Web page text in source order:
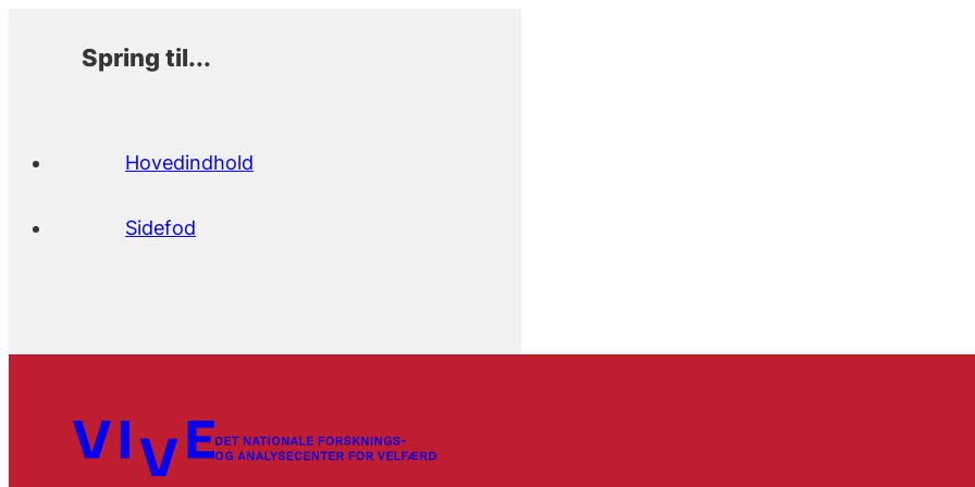
Spring til...
Hovedindhold
Sidefod